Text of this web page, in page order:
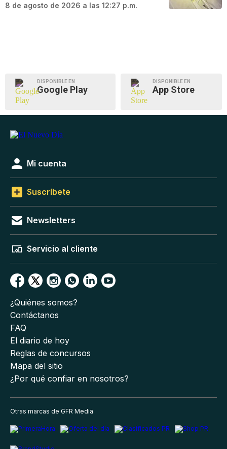
8 de agosto de 2026 a las 12:27 p.m.
DISPONIBLE EN
Google Play
DISPONIBLE EN
App Store
Mi cuenta
Suscríbete
Newsletters
Servicio al cliente
¿Quiénes somos?
Contáctanos
FAQ
El diario de hoy
Reglas de concursos
Mapa del sitio
¿Por qué confiar en nosotros?
Otras marcas de GFR Media